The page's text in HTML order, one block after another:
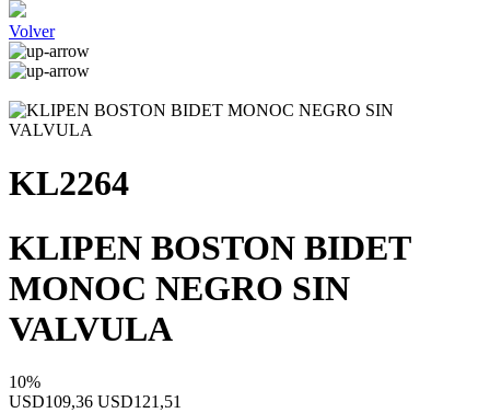
Volver
KL2264
KLIPEN BOSTON BIDET
MONOC NEGRO SIN
VALVULA
10%
USD109,36 USD121,51